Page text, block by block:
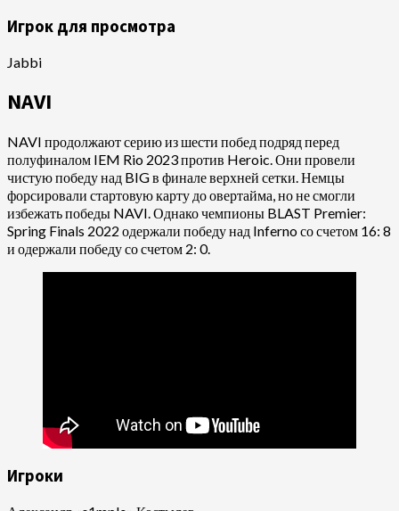
Игрок для просмотра
Jabbi
NAVI
NAVI продолжают серию из шести побед подряд перед
полуфиналом IEM Rio 2023 против Heroic. Они провели
чистую победу над BIG в финале верхней сетки. Немцы
форсировали стартовую карту до овертайма, но не смогли
избежать победы NAVI. Однако чемпионы BLAST Premier:
Spring Finals 2022 одержали победу над Inferno со счетом 16: 8
и одержали победу со счетом 2: 0.
Игроки